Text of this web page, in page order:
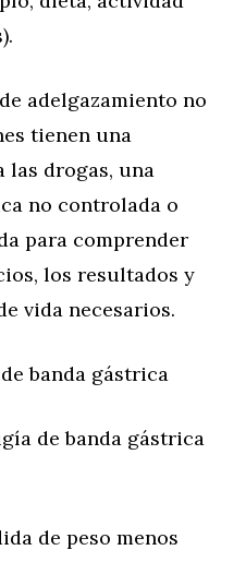
adelgazamiento no
tienen una
las drogas, una
no controlada o
para comprender
los resultados y
vida necesarios.
banda gástrica
de banda gástrica
de peso menos